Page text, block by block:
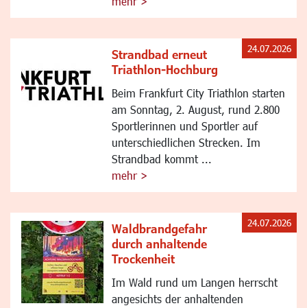
Strandbad erneut
Triathlon-Hochburg
Beim Frankfurt City Triathlon starten
am Sonntag, 2. August, rund 2.800
Sportlerinnen und Sportler auf
unterschiedlichen Strecken. Im
Strandbad kommt ...
mehr >
24.07.2026
Waldbrandgefahr
durch anhaltende
Trockenheit
Im Wald rund um Langen herrscht
angesichts der anhaltenden
24.07.2026